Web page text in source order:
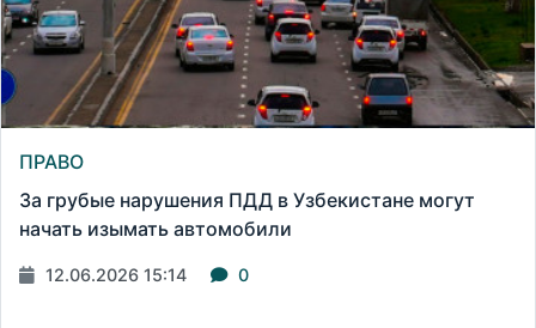
ПРАВО
За грубые нарушения ПДД в Узбекистане могут
начать изымать автомобили
12.06.2026 15:14 0